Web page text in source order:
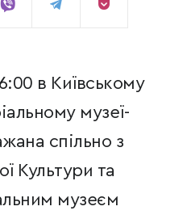
в Київському
музеї-
спільно з
Культури та
музеєм